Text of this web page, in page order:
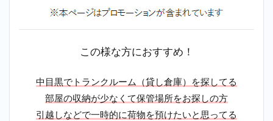
この様な方におすすめ！
中目黒でトランクルーム（貸し倉庫）を探してる
部屋の収納が少なくて保管場所をお探しの方
引越しなどで一時的に荷物を預けたいと思ってる